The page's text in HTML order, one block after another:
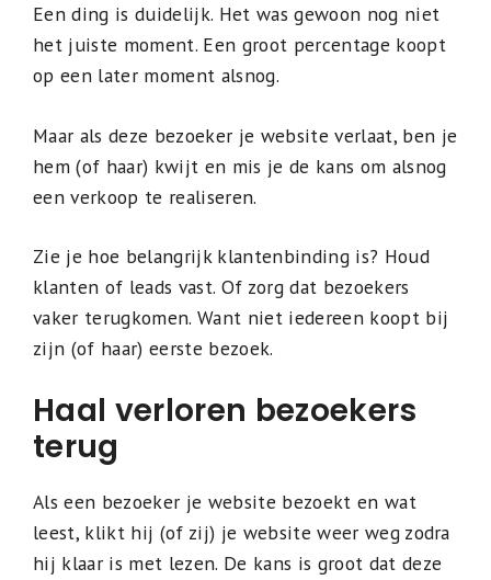
Een ding is duidelijk. Het was gewoon nog niet
het juiste moment. Een groot percentage koopt
op een later moment alsnog.
Maar als deze bezoeker je website verlaat, ben je
hem (of haar) kwijt en mis je de kans om alsnog
een verkoop te realiseren.
Zie je hoe belangrijk klantenbinding is? Houd
klanten of leads vast. Of zorg dat bezoekers
vaker terugkomen. Want niet iedereen koopt bij
zijn (of haar) eerste bezoek.
Haal verloren bezoekers
terug
Als een bezoeker je website bezoekt en wat
leest, klikt hij (of zij) je website weer weg zodra
hij klaar is met lezen. De kans is groot dat deze